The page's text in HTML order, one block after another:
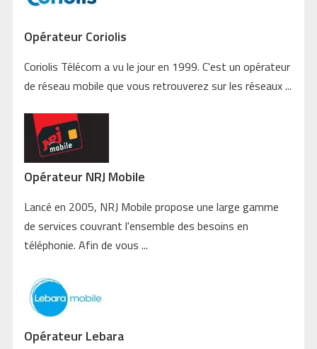
Opérateur Coriolis
Coriolis Télécom a vu le jour en 1999. C'est un opérateur
de réseau mobile que vous retrouverez sur les réseaux ...
Opérateur NRJ Mobile
Lancé en 2005, NRJ Mobile propose une large gamme
de services couvrant l'ensemble des besoins en
téléphonie. Afin de vous ...
Opérateur Lebara